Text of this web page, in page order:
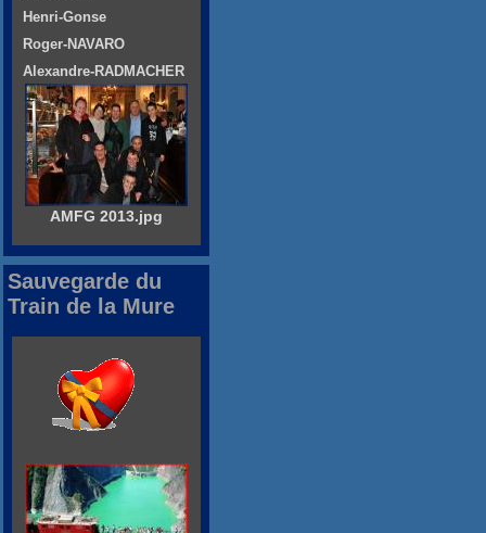
Henri-Gonse
Roger-NAVARO
Alexandre-RADMACHER
AMFG 2013.jpg
Sauvegarde du
Train de la Mure